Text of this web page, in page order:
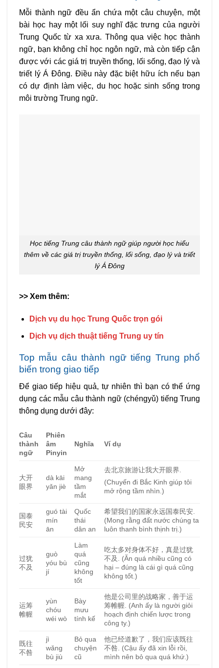
Mỗi thành ngữ đều ẩn chứa một câu chuyện, một
bài học hay một lối suy nghĩ đặc trưng của người
Trung Quốc từ xa xưa. Thông qua việc học thành
ngữ, bạn không chỉ học ngôn ngữ, mà còn tiếp cận
được với các giá trị truyền thống, lối sống, đạo lý và
triết lý Á Đông. Điều này đặc biệt hữu ích nếu bạn
có dự định làm việc, du học hoặc sinh sống trong
môi trường Trung ngữ.
Học tiếng Trung câu thành ngữ giúp người học hiểu
thêm về các giá trị truyền thống, lối sống, đạo lý và triết
lý Á Đông
>> Xem thêm:
Dịch vụ du học Trung Quốc trọn gói
Dịch vụ dịch thuật tiếng Trung uy tín
Top mẫu câu thành ngữ tiếng Trung phổ
biến trong giao tiếp
Để giao tiếp hiệu quả, tự nhiên thì bạn có thể ứng
dụng các mẫu câu thành ngữ (chéngyǔ) tiếng Trung
thông dụng dưới đây:
Câu
thành
ngữ
Phiên
âm
Pinyin
Nghĩa Ví dụ
大开
眼界
dà kāi
yǎn jiè
Mở
mang
tầm
mắt
去北京旅游让我大开眼界.
(Chuyến đi Bắc Kinh giúp tôi
mở rộng tầm nhìn.)
国泰
民安
guó tài
mín
ān
Quốc
thái
dân an
希望我们的国家永远国泰民安.
(Mong rằng đất nước chúng ta
luôn thanh bình thịnh trị.)
过犹
不及
guò
yóu bù
jí
Làm
quá
cũng
không
tốt
吃太多对身体不好，真是过犹
不及. (Ăn quá nhiều cũng có
hại – đúng là cái gì quá cũng
không tốt.)
运筹
帷幄
yùn
chóu
wéi wò
Bày
mưu
tính kế
他是公司里的战略家，善于运
筹帷幄. (Anh ấy là người giỏi
hoạch định chiến lược trong
công ty.)
既往
不咎
jì
wǎng
bù jiù
Bỏ qua
chuyện
cũ
他已经道歉了，我们应该既往
不咎. (Cậu ấy đã xin lỗi rồi,
mình nên bỏ qua quá khứ.)